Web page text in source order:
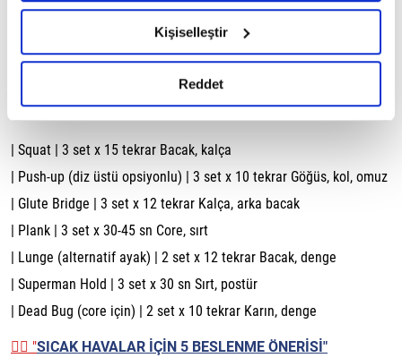
okumak ve sitemizi ziyaretiniz kapsamında
gerçekleştirilen veri işleme faaliyetleri ile ilgili daha
detaylı bilgi almak için lütfentıklayınız.
Kişiselleştir
Reddet
Kalça dairesi ve gövde çevirme – 1 dk
🔸 Tam Vücut Egzersizleri (20–25 Dakika)
| Squat | 3 set x 15 tekrar Bacak, kalça
| Push-up (diz üstü opsiyonlu) | 3 set x 10 tekrar Göğüs, kol, omuz
| Glute Bridge | 3 set x 12 tekrar Kalça, arka bacak
| Plank | 3 set x 30-45 sn Core, sırt
| Lunge (alternatif ayak) | 2 set x 12 tekrar Bacak, denge
| Superman Hold | 3 set x 30 sn Sırt, postür
| Dead Bug (core için) | 2 set x 10 tekrar Karın, denge
👉🏼 "SICAK HAVALAR İÇİN 5 BESLENME ÖNERİSİ"